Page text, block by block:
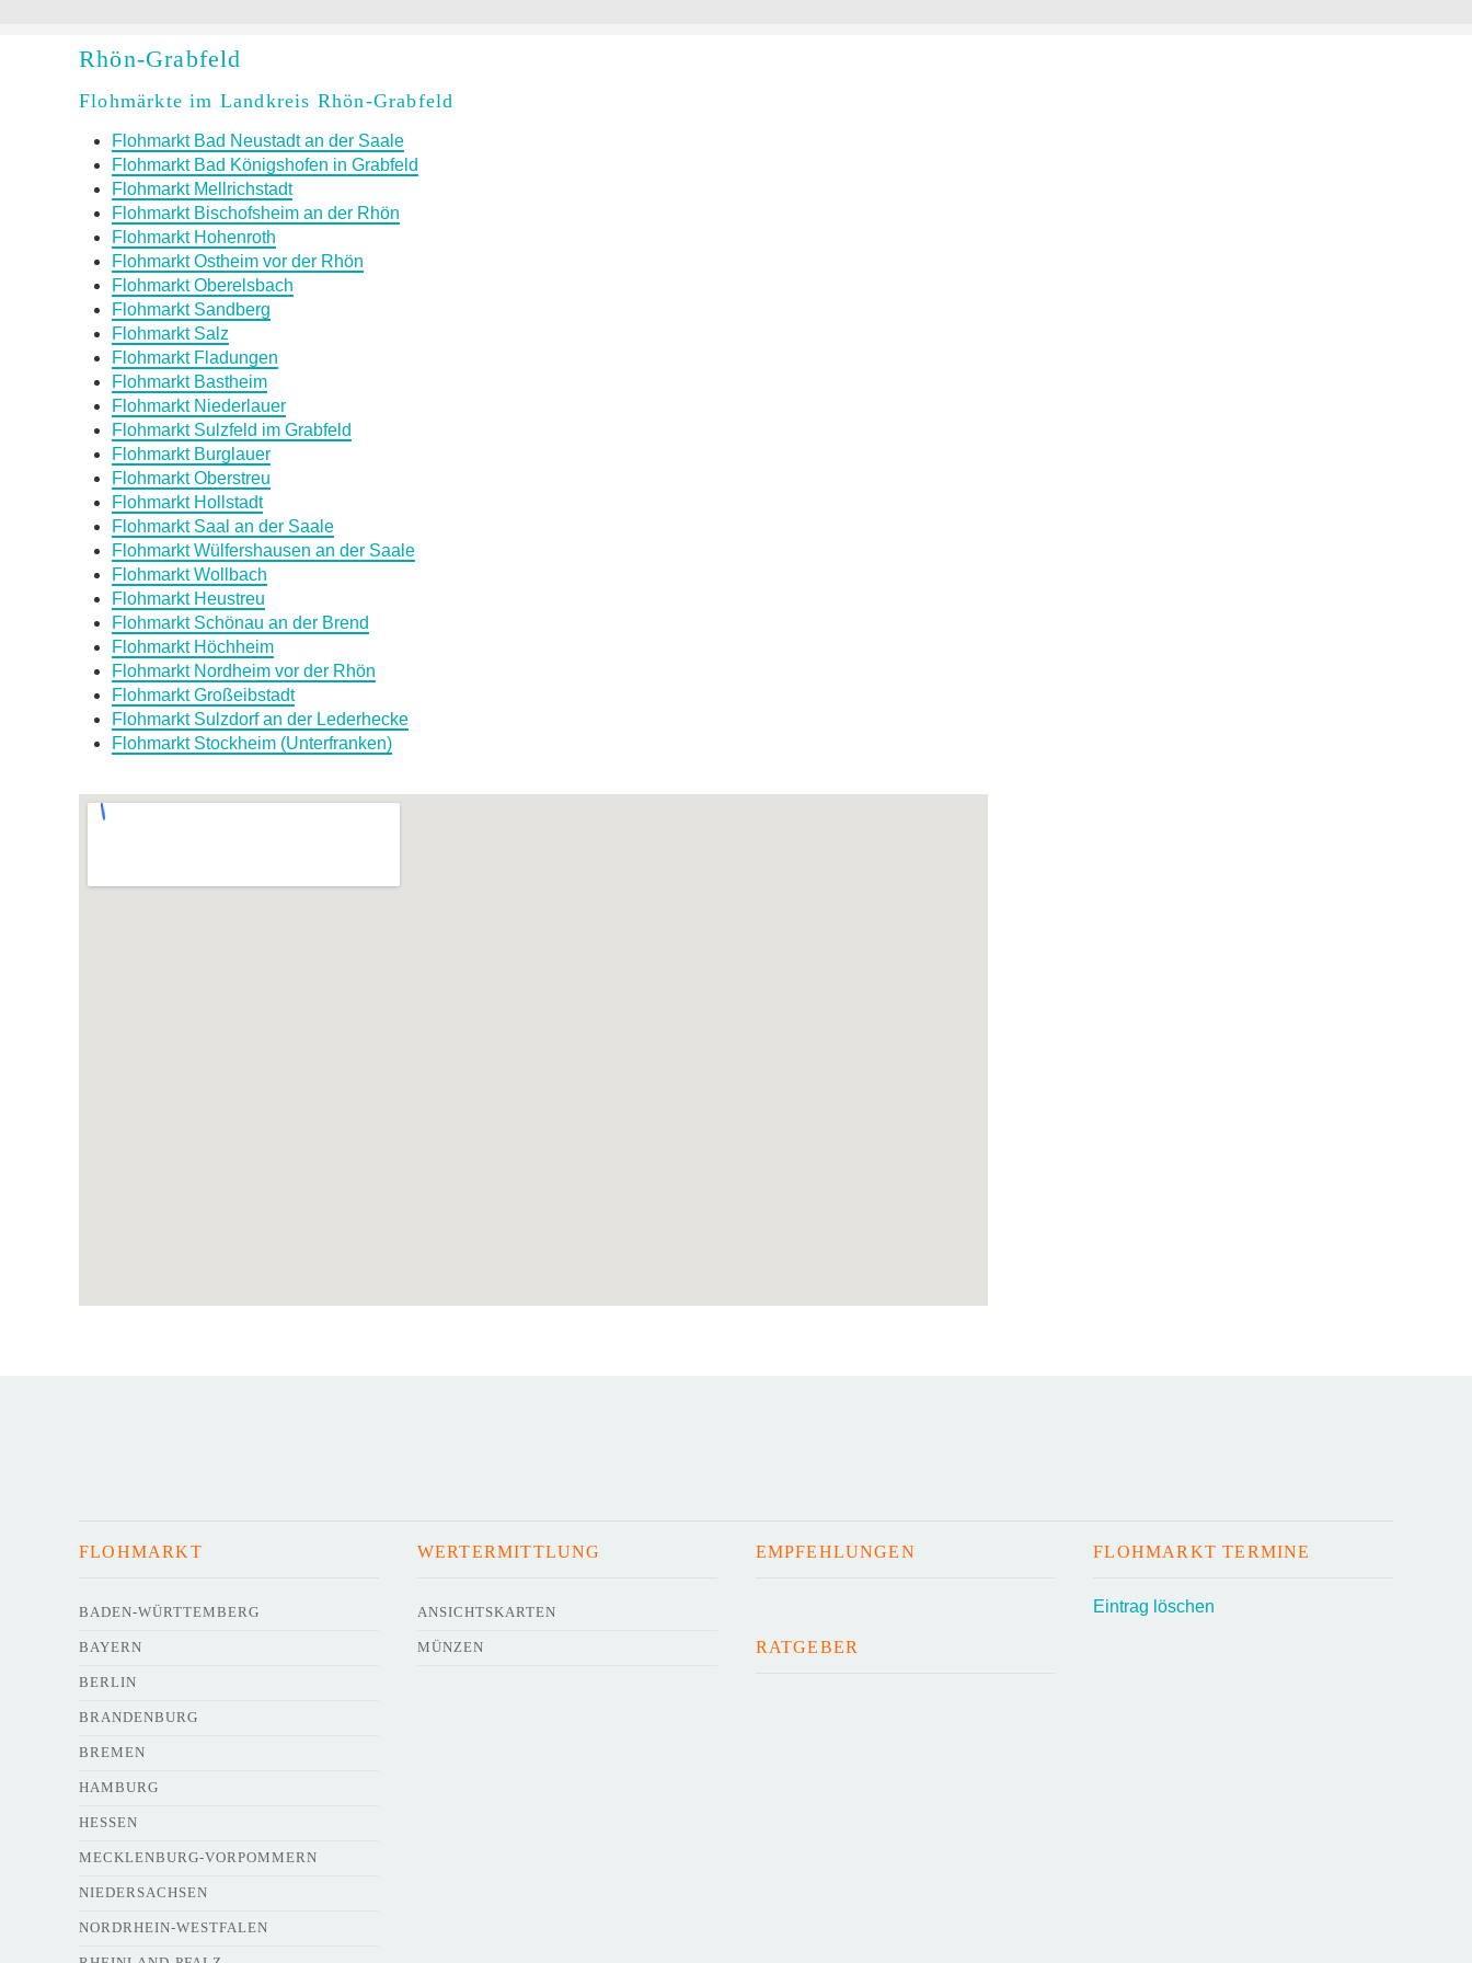
Rhön-Grabfeld
Flohmärkte im Landkreis Rhön-Grabfeld
Flohmarkt Bad Neustadt an der Saale
Flohmarkt Bad Königshofen in Grabfeld
Flohmarkt Mellrichstadt
Flohmarkt Bischofsheim an der Rhön
Flohmarkt Hohenroth
Flohmarkt Ostheim vor der Rhön
Flohmarkt Oberelsbach
Flohmarkt Sandberg
Flohmarkt Salz
Flohmarkt Fladungen
Flohmarkt Bastheim
Flohmarkt Niederlauer
Flohmarkt Sulzfeld im Grabfeld
Flohmarkt Burglauer
Flohmarkt Oberstreu
Flohmarkt Hollstadt
Flohmarkt Saal an der Saale
Flohmarkt Wülfershausen an der Saale
Flohmarkt Wollbach
Flohmarkt Heustreu
Flohmarkt Schönau an der Brend
Flohmarkt Höchheim
Flohmarkt Nordheim vor der Rhön
Flohmarkt Großeibstadt
Flohmarkt Sulzdorf an der Lederhecke
Flohmarkt Stockheim (Unterfranken)
FLOHMARKT
BADEN-WÜRTTEMBERG
BAYERN
BERLIN
BRANDENBURG
BREMEN
HAMBURG
HESSEN
MECKLENBURG-VORPOMMERN
NIEDERSACHSEN
NORDRHEIN-WESTFALEN
WERTERMITTLUNG
ANSICHTSKARTEN
MÜNZEN
EMPFEHLUNGEN
RATGEBER
FLOHMARKT TERMINE
Eintrag löschen